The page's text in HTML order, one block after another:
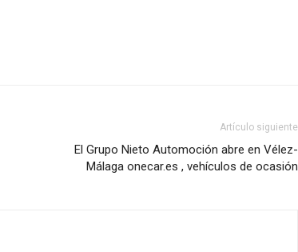
volumen.
Artículo siguiente
El Grupo Nieto Automoción abre en Vélez-
Málaga onecar.es , vehículos de ocasión